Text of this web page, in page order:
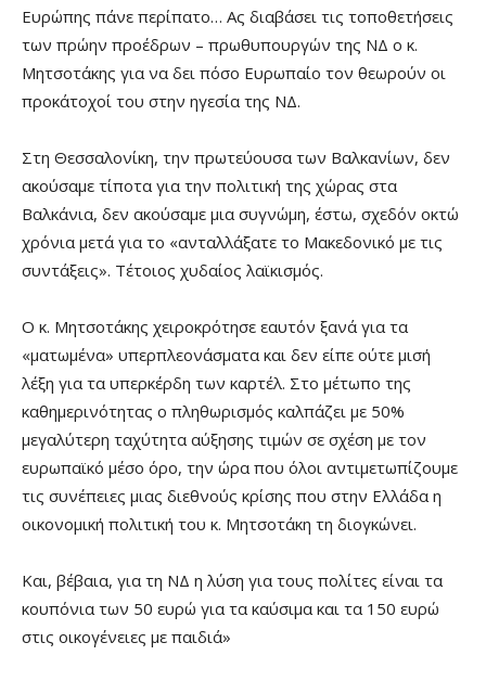
Ευρώπης πάνε περίπατο… Ας διαβάσει τις τοποθετήσεις
των πρώην προέδρων – πρωθυπουργών της ΝΔ ο κ.
Μητσοτάκης για να δει πόσο Ευρωπαίο τον θεωρούν οι
προκάτοχοί του στην ηγεσία της ΝΔ.
Στη Θεσσαλονίκη, την πρωτεύουσα των Βαλκανίων, δεν
ακούσαμε τίποτα για την πολιτική της χώρας στα
Βαλκάνια, δεν ακούσαμε μια συγνώμη, έστω, σχεδόν οκτώ
χρόνια μετά για το «ανταλλάξατε το Μακεδονικό με τις
συντάξεις». Τέτοιος χυδαίος λαϊκισμός.
Ο κ. Μητσοτάκης χειροκρότησε εαυτόν ξανά για τα
«ματωμένα» υπερπλεονάσματα και δεν είπε ούτε μισή
λέξη για τα υπερκέρδη των καρτέλ. Στο μέτωπο της
καθημερινότητας ο πληθωρισμός καλπάζει με 50%
μεγαλύτερη ταχύτητα αύξησης τιμών σε σχέση με τον
ευρωπαϊκό μέσο όρο, την ώρα που όλοι αντιμετωπίζουμε
τις συνέπειες μιας διεθνούς κρίσης που στην Ελλάδα η
οικονομική πολιτική του κ. Μητσοτάκη τη διογκώνει.
Και, βέβαια, για τη ΝΔ η λύση για τους πολίτες είναι τα
κουπόνια των 50 ευρώ για τα καύσιμα και τα 150 ευρώ
στις οικογένειες με παιδιά»